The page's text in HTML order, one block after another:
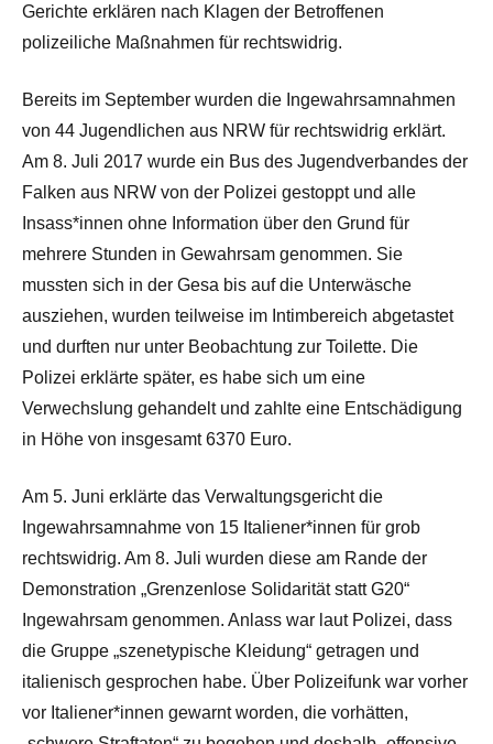
Gerichte erklären nach Klagen der Betroffenen
polizeiliche Maßnahmen für rechtswidrig.
Bereits im September wurden die Ingewahrsamnahmen
von 44 Jugendlichen aus NRW für rechtswidrig erklärt.
Am 8. Juli 2017 wurde ein Bus des Jugendverbandes der
Falken aus NRW von der Polizei gestoppt und alle
Insass*innen ohne Information über den Grund für
mehrere Stunden in Gewahrsam genommen. Sie
mussten sich in der Gesa bis auf die Unterwäsche
ausziehen, wurden teilweise im Intimbereich abgetastet
und durften nur unter Beobachtung zur Toilette. Die
Polizei erklärte später, es habe sich um eine
Verwechslung gehandelt und zahlte eine Entschädigung
in Höhe von insgesamt 6370 Euro.
Am 5. Juni erklärte das Verwaltungsgericht die
Ingewahrsamnahme von 15 Italiener*innen für grob
rechtswidrig. Am 8. Juli wurden diese am Rande der
Demonstration „Grenzenlose Solidarität statt G20“
Ingewahrsam genommen. Anlass war laut Polizei, dass
die Gruppe „szenetypische Kleidung“ getragen und
italienisch gesprochen habe. Über Polizeifunk war vorher
vor Italiener*innen gewarnt worden, die vorhätten,